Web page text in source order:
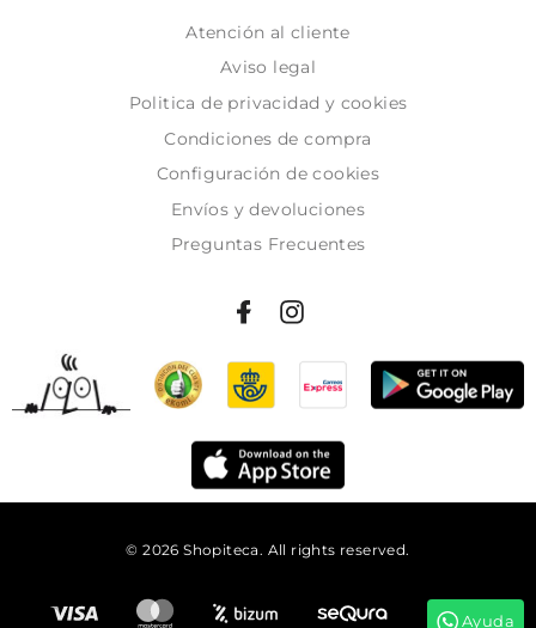
Atención al cliente
Aviso legal
Politica de privacidad y cookies
Condiciones de compra
Configuración de cookies
Envíos y devoluciones
Preguntas Frecuentes
© 2026 Shopiteca. All rights reserved.
Ayuda